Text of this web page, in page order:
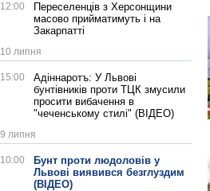
12:00
Переселенців з Херсонщини
масово прийматимуть і на
Закарпатті
10 липня
15:00
Адіннаротъ: У Львові
бунтівників проти ТЦК змусили
просити вибачення в
"чеченському стилі" (ВІДЕО)
9 липня
10:00
Бунт проти людоловів у
Львові виявився безглуздим
(ВІДЕО)